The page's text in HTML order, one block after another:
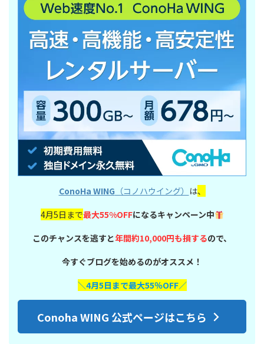
ConoHa WING （コノハウイング） は、
4月5日まで最大55%OFFになるキャンペーン中
このチャンスを逃すと年間約10,000円も損するので、
今すぐブログを始めるのがオススメ！
＼4月5日まで最大55％OFF／
Conoha WING 公式ページはこちら